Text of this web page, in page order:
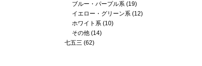
ブルー・パープル系(19)
イエロー・グリーン系(12)
ホワイト系(10)
その他(14)
七五三 (62)